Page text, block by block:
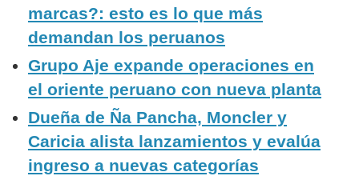
marcas?: esto es lo que más
demandan los peruanos
Grupo Aje expande operaciones en
el oriente peruano con nueva planta
Dueña de Ña Pancha, Moncler y
Caricia alista lanzamientos y evalúa
ingreso a nuevas categorías